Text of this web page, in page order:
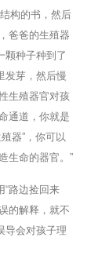
构的书，然后
爸爸的生殖器
颗种子种到了
发芽，然后慢
生殖器官对孩
通道，你就是
器”，你可以
生命的器官。”
“路边捡回来
的解释，就不
导会对孩子理